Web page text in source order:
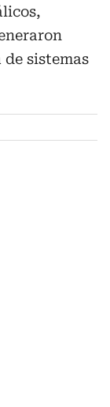
sistemas